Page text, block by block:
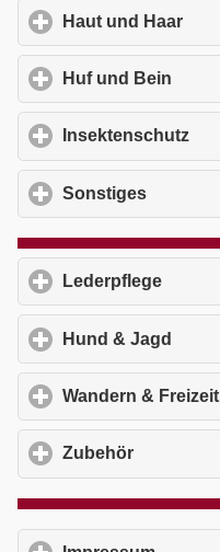
Haut und Haar
Huf und Bein
Insektenschutz
Sonstiges
Lederpflege
Hund & Jagd
Wandern & Freizeit
Zubehör